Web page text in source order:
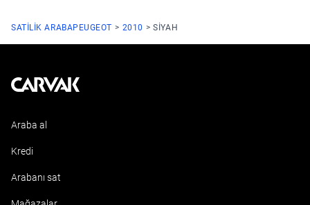
SATILIK ARABAPEUGEOT 2010 SIYAH
Kavak
Araba al
Kredi
Arabanı sat